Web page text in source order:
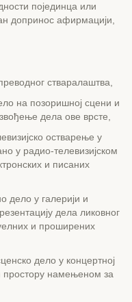
појединца или
допринос афирмацији,
стваралаштва,
на позоришној сцени и
дела ове врсте,
остварење у
у радио-телевизијском
и писаних
дело у галерији и
дела ликовног
и проширених
дело у концертној
простору намењеном за